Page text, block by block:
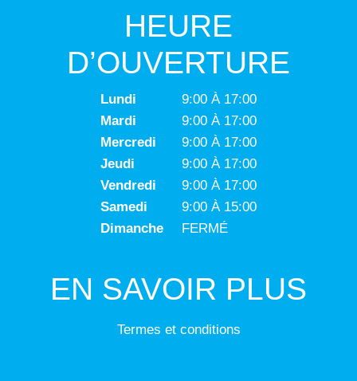
HEURE
D’OUVERTURE
Lundi
9:00 À 17:00
Mardi
9:00 À 17:00
Mercredi
9:00 À 17:00
Jeudi
9:00 À 17:00
Vendredi
9:00 À 17:00
Samedi
9:00 À 15:00
Dimanche
FERMÉ
EN SAVOIR PLUS
Termes et conditions